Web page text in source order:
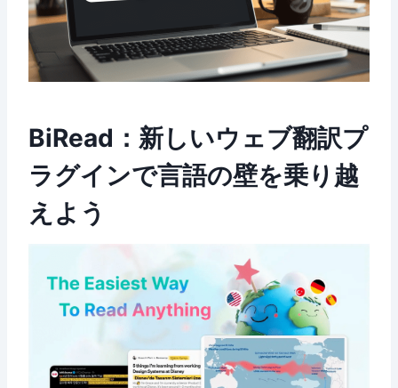
BiRead：新しいウェブ翻訳プ
ラグインで言語の壁を乗り越
えよう